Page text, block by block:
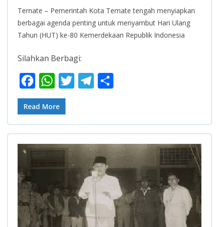
Ternate – Pemerintah Kota Ternate tengah menyiapkan
berbagai agenda penting untuk menyambut Hari Ulang
Tahun (HUT) ke-80 Kemerdekaan Republik Indonesia
Silahkan Berbagi:
F
ac
e
b
o
o
k
W
h
at
s
A
p
p
T
er
T
gr
a
m
e
Read More